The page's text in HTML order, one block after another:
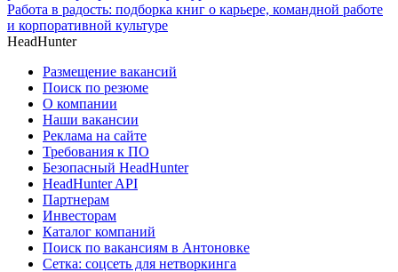
Работа в радость: подборка книг о карьере, командной работе
и корпоративной культуре
HeadHunter
Размещение вакансий
Поиск по резюме
О компании
Наши вакансии
Реклама на сайте
Требования к ПО
Безопасный HeadHunter
HeadHunter API
Партнерам
Инвесторам
Каталог компаний
Поиск по вакансиям в Антоновке
Сетка: соцсеть для нетворкинга